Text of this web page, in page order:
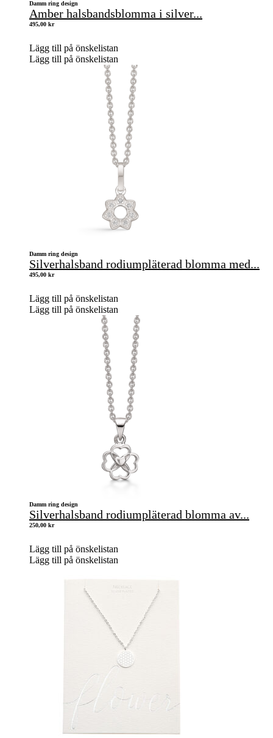
Damm ring design
Amber halsbandsblomma i silver...
495,00 kr
Lägg till på önskelistan
Lägg till på önskelistan
Damm ring design
Silverhalsband rodiumpläterad blomma med...
495,00 kr
Lägg till på önskelistan
Lägg till på önskelistan
Damm ring design
Silverhalsband rodiumpläterad blomma av...
250,00 kr
Lägg till på önskelistan
Lägg till på önskelistan